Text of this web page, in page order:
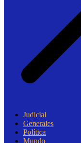
Judicial
Generales
Política
Mundo